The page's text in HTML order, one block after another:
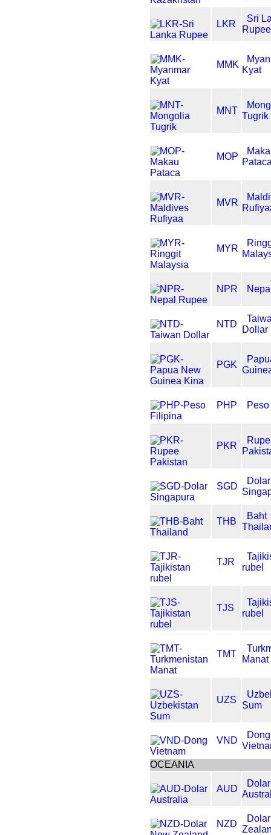
LKR
Sri
Rupee
MMK
Kyat
MNT
Tugrik
MOP
MVR
MYR
NPR
NTD
Dollar
PGK
PHP
PKR
SGD
Dolar
THB
Baht
TJR
rubel
TJS
rubel
TMT
Manat
UZS
Sum
VND
Dong
OCEANIA
AUD
Dolar
NZD